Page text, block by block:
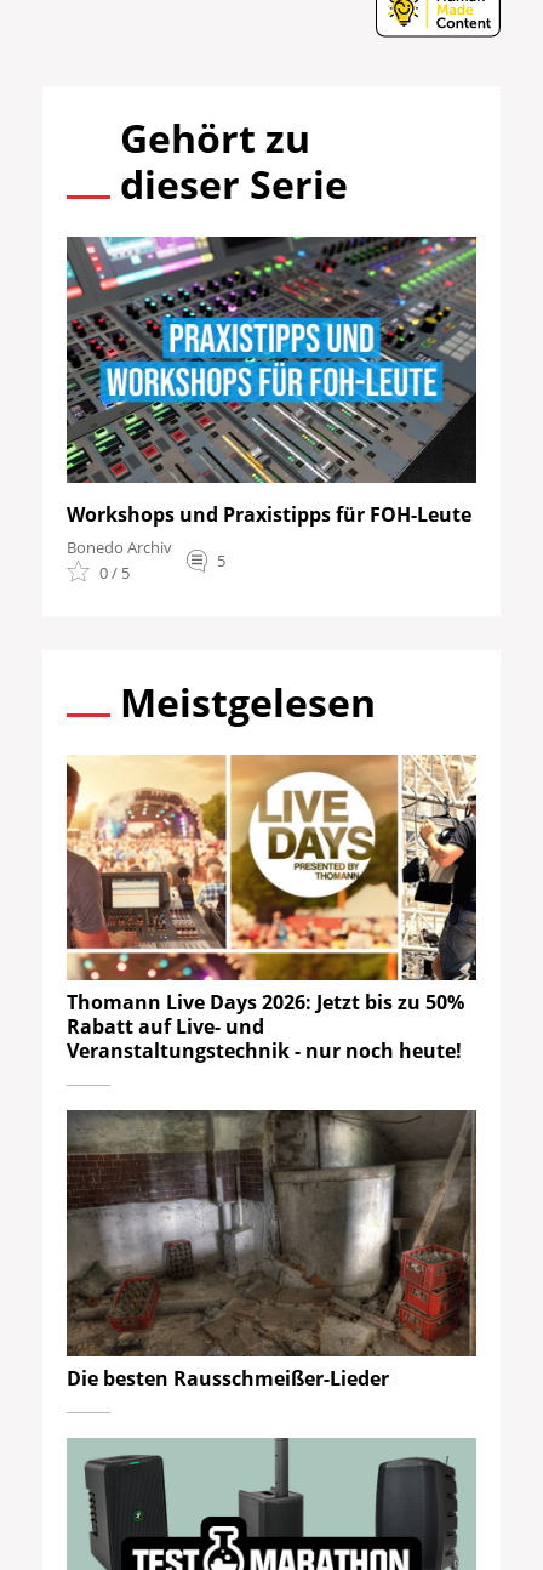
Gehört zu
dieser Serie
Workshops und Praxistipps für FOH-Leute
Bonedo Archiv
0 / 5
5
Meistgelesen
Thomann Live Days 2026: Jetzt bis zu 50%
Rabatt auf Live- und
Veranstaltungstechnik - nur noch heute!
Die besten Rausschmeißer-Lieder